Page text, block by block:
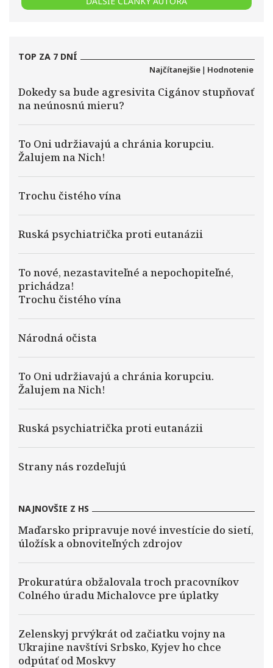
TOP ZA 7 DNÍ
Najčítanejšie | Hodnotenie
Dokedy sa bude agresivita Cigánov stupňovať
na neúnosnú mieru?
To Oni udržiavajú a chránia korupciu.
Žalujem na Nich!
Trochu čistého vína
Ruská psychiatrička proti eutanázii
To nové, nezastaviteľné a nepochopiteľné,
prichádza!
Trochu čistého vína
Národná očista
To Oni udržiavajú a chránia korupciu.
Žalujem na Nich!
Ruská psychiatrička proti eutanázii
Strany nás rozdeľujú
NAJNOVŠIE Z HS
Maďarsko pripravuje nové investície do sietí,
úložísk a obnoviteľných zdrojov
Prokuratúra obžalovala troch pracovníkov
Colného úradu Michalovce pre úplatky
Zelenskyj prvýkrát od začiatku vojny na
Ukrajine navštívi Srbsko, Kyjev ho chce
odpútať od Moskvy